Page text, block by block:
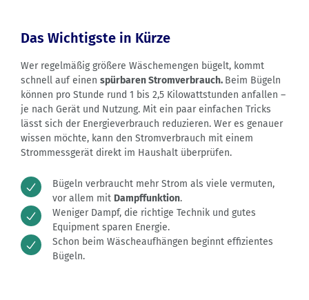
Das Wichtigste in Kürze
Wer regelmäßig größere Wäschemengen bügelt, kommt
schnell auf einen spürbaren Stromverbrauch. Beim Bügeln
können pro Stunde rund 1 bis 2,5 Kilowattstunden anfallen –
je nach Gerät und Nutzung. Mit ein paar einfachen Tricks
lässt sich der Energieverbrauch reduzieren. Wer es genauer
wissen möchte, kann den Stromverbrauch mit einem
Strommessgerät direkt im Haushalt überprüfen.
Bügeln verbraucht mehr Strom als viele vermuten,
vor allem mit Dampffunktion.
Weniger Dampf, die richtige Technik und gutes
Equipment sparen Energie.
Schon beim Wäscheaufhängen beginnt effizientes
Bügeln.